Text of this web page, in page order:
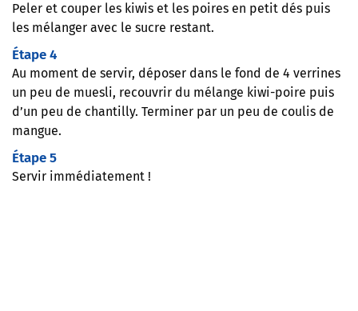
Peler et couper les kiwis et les poires en petit dés puis
les mélanger avec le sucre restant.
Étape 4
Au moment de servir, déposer dans le fond de 4 verrines
un peu de muesli, recouvrir du mélange kiwi-poire puis
d’un peu de chantilly. Terminer par un peu de coulis de
mangue.
Étape 5
Servir immédiatement !